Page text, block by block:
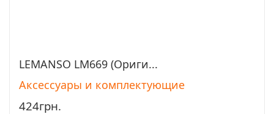
Просмотреть
LEMANSO LM669 (Ориги...
Аксессуары и комплектующие
424грн.